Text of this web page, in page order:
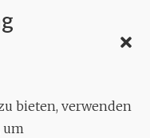
bieten, verwenden
um
18